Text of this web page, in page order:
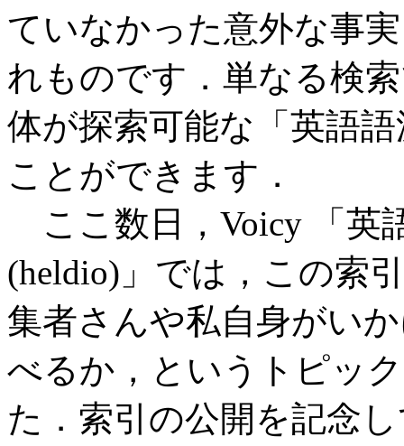
ていなかった意外な事
れものです．単なる検
体が探索可能な「英語
ことができます．
ここ数日，Voicy 「英
(heldio)」では，この索
集者さんや私自身がい
べるか，というトピッ
た．索引の公開を記念